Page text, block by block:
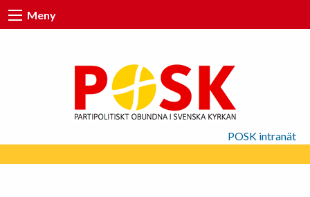
Meny
POSK intranät